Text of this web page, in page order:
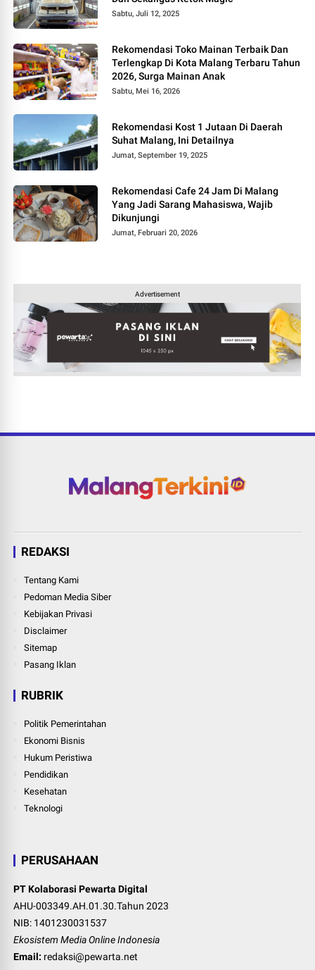
Sabtu, Juli 12, 2025
Rekomendasi Toko Mainan Terbaik Dan
Terlengkap Di Kota Malang Terbaru Tahun
2026, Surga Mainan Anak
Sabtu, Mei 16, 2026
Rekomendasi Kost 1 Jutaan Di Daerah
Suhat Malang, Ini Detailnya
Jumat, September 19, 2025
Rekomendasi Cafe 24 Jam Di Malang
Yang Jadi Sarang Mahasiswa, Wajib
Dikunjungi
Jumat, Februari 20, 2026
Advertisement
REDAKSI
Tentang Kami
Pedoman Media Siber
Kebijakan Privasi
Disclaimer
Sitemap
Pasang Iklan
RUBRIK
Politik Pemerintahan
Ekonomi Bisnis
Hukum Peristiwa
Pendidikan
Kesehatan
Teknologi
PERUSAHAAN
PT Kolaborasi Pewarta Digital
AHU-003349.AH.01.30.Tahun 2023
NIB: 1401230031537
Ekosistem Media Online Indonesia
Email: redaksi@pewarta.net